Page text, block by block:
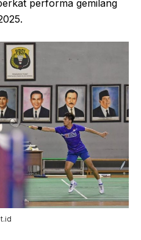
performa gemilang